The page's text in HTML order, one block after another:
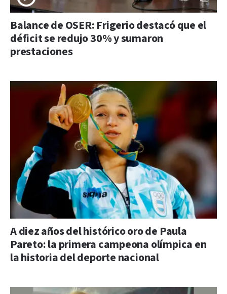
Balance de OSER: Frigerio destacó que el
déficit se redujo 30% y sumaron
prestaciones
A diez años del histórico oro de Paula
Pareto: la primera campeona olímpica en
la historia del deporte nacional